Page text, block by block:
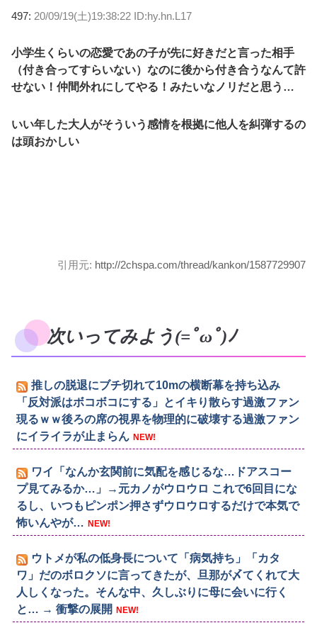
497: 20/09/19(土)19:38:22 ID:hy.hn.L17
小学生くらいの恋愛であの子が先に好きだと言った相手
（付き合ってすらいない）なのに後から付き合うなんて許
せない！仲間外れにしてやる！みたいなノリだと思う…
いい年した大人がそういう感情を根拠に他人を糾弾するの
は頭おかしい
引用元: http://2chspa.com/thread/kankon/1587729907
次いってみよう(=ﾟωﾟ)ﾉ
推しの脱退にブチ切れて10mの横断幕を持ち込み
「反対派はボコボコにする」とイキり散らす過激ファン
現るｗｗ後ろの席の視界を物理的に破壊する過激ファン
にイライラが止まらん NEW!
ワイ「なんか玄関前に気配を感じるな…ドアスコー
プ見てみるか…」→元カノがウロウロ これで6回目にな
るし、いつもピンポン押さずウロウロするだけで本気で
怖いんやが… NEW!
ウトメが私の低身長について「病気持ち」「カタ
ワ」だのボロクソに言ってきたが、旦那が〆てくれて大
人しくなった。そんな中、久しぶりに母に会いに行く
と… → 衝撃の展開
NEW!